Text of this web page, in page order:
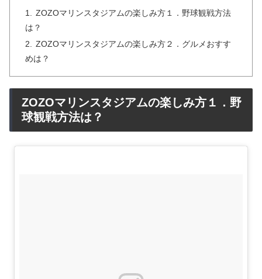
ZOZOマリンスタジアムの楽しみ方１．野球観戦方法
は？
ZOZOマリンスタジアムの楽しみ方２．グルメおすす
めは？
ZOZOマリンスタジアムの楽しみ方１．野
球観戦方法は？